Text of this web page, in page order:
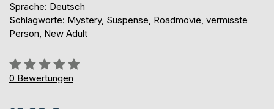
Sprache: Deutsch
Schlagworte: Mystery, Suspense, Roadmovie, vermisste
Person, New Adult
Bewertung::
0%
0 Bewertungen